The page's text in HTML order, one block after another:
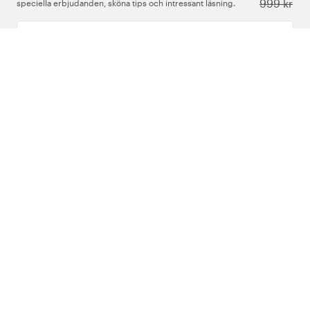
999 kr
speciella erbjudanden, sköna tips och intressant läsning.
Ange din e-postadress